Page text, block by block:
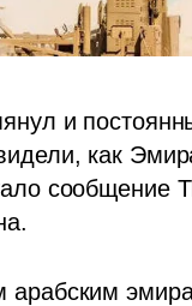
и
как
сообщение